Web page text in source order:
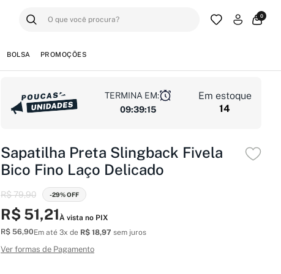
0
BOLSA PROMOÇÕES
TERMINA EM:
09:39:14
Em estoque
14
Sapatilha Preta Slingback Fivela
Bico Fino Laço Delicado
R$ 79,90 -29% OFF
R$ 51,21À vista no PIX
R$ 56,90Em até 3x de R$ 18,97 sem juros
Ver formas de Pagamento